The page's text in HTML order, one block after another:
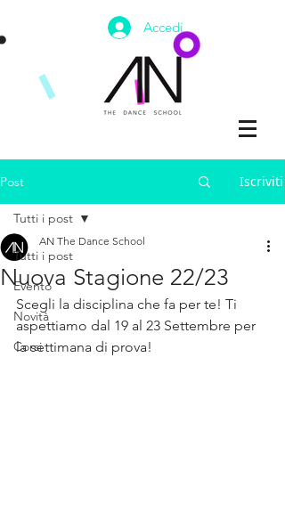
Accedi
Post Iscriviti
Tutti i post
Evento
Novità
Corsi
Tutti i post
Nuova Stagione 22/23
AN The Dance School
Scegli la disciplina che fa per te! Ti
aspettiamo dal 19 al 23 Settembre per
la settimana di prova!